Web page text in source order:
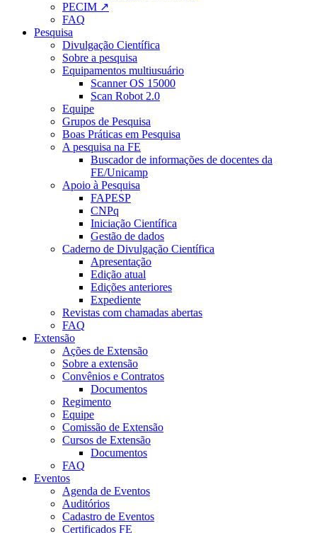
PECIM ↗
FAQ
Pesquisa
Divulgação Científica
Sobre a pesquisa
Equipamentos multiusuário
Scanner OS 15000
Scan Robot 2.0
Equipe
Grupos de Pesquisa
Boas Práticas em Pesquisa
A pesquisa na FE
Buscador de informações de docentes da
FE/Unicamp
Apoio à Pesquisa
FAPESP
CNPq
Iniciação Científica
Gestão de dados
Caderno de Divulgação Científica
Apresentação
Edição atual
Edições anteriores
Expediente
Revistas com chamadas abertas
FAQ
Extensão
Ações de Extensão
Sobre a extensão
Convênios e Contratos
Documentos
Regimento
Equipe
Comissão de Extensão
Cursos de Extensão
Documentos
FAQ
Eventos
Agenda de Eventos
Auditórios
Cadastro de Eventos
Certificados FE